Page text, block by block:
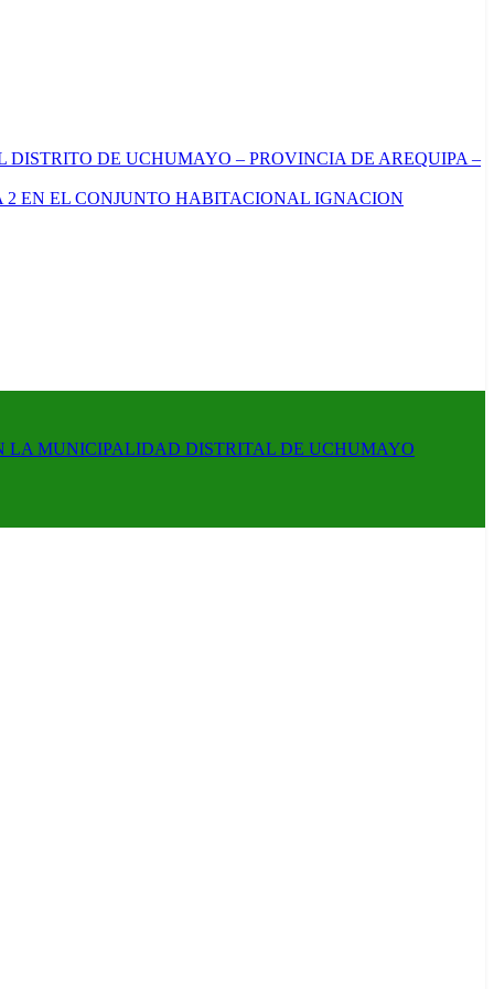
DISTRITO DE UCHUMAYO – PROVINCIA DE AREQUIPA –
EN EL CONJUNTO HABITACIONAL IGNACION
LA MUNICIPALIDAD DISTRITAL DE UCHUMAYO